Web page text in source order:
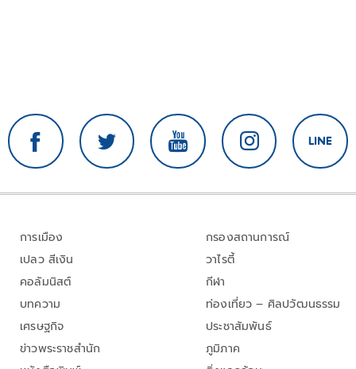
การเมือง
เปลว สีเงิน
คอลัมนิสต์
บทความ
เศรษฐกิจ
ข่าวพระราชสำนัก
กรองสถานการณ์
วาไรตี้
กีฬา
ท่องเที่ยว – ศิลปวัฒนธรรม
ประชาสัมพันธ์
ภูมิภาค